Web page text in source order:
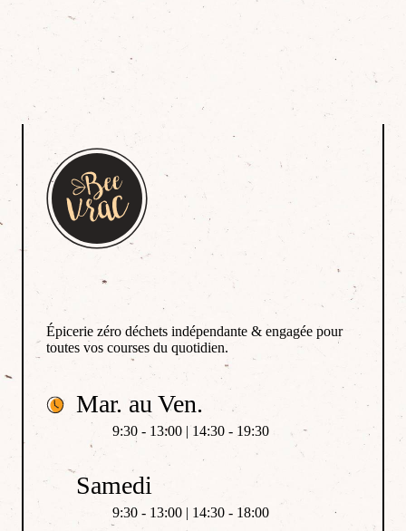
Épicerie zéro déchets indépendante & engagée pour
toutes vos courses du quotidien.
Mar. au Ven.
9:30 - 13:00 | 14:30 - 19:30
Samedi
9:30 - 13:00 | 14:30 - 18:00